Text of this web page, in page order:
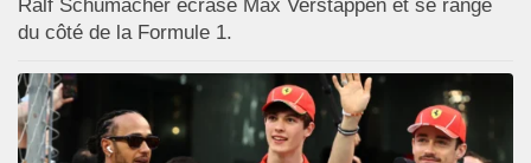
Ralf Schumacher écrase Max Verstappen et se range
du côté de la Formule 1.